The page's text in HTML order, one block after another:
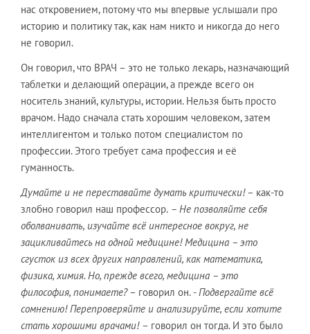
нас откровением, потому что мы впервые услышали про
историю и политику так, как нам никто и никогда до него
не говорил.
Он говорил, что ВРАЧ – это не только лекарь, назначающий
таблетки и делающий операции, а прежде всего он
носитель знаний, культуры, истории. Нельзя быть просто
врачом. Надо сначала стать хорошим человеком, затем
интеллигентом и только потом специалистом по
профессии. Этого требует сама профессия и её
гуманность.
Думайте и не переставайте думать критически!– как-то
злобно говорил наш профессор. – Не позволяйте себя
оболванивать, изучайте всё интересное вокруг, не
зацикливайтесь на одной медицине! Медицина – это
сгусток из всех других направлений, как математика,
физика, химия. Но, прежде всего, медицина – это
философия, понимаете?– говорил он. - Подвергайте всё
сомнению! Перепроверяйте и анализируйте, если хотите
стать хорошими врачами! – говорил он тогда. И это было